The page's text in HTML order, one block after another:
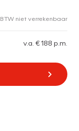
BTW niet verrekenbaar
v.a. € 188 p.m.